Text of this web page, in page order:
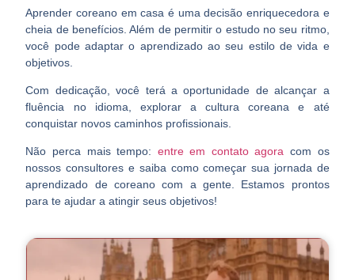
Aprender coreano em casa é uma decisão enriquecedora e
cheia de benefícios. Além de permitir o estudo no seu ritmo,
você pode adaptar o aprendizado ao seu estilo de vida e
objetivos.
Com dedicação, você terá a oportunidade de alcançar a
fluência no idioma, explorar a cultura coreana e até
conquistar novos caminhos profissionais.
Não perca mais tempo: entre em contato agora com os
nossos consultores e saiba como começar sua jornada de
aprendizado de coreano com a gente. Estamos prontos
para te ajudar a atingir seus objetivos!